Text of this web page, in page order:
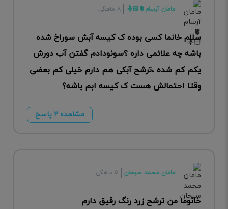
مامان آرسام🫀🤱🏻 ۸ ماهگی
سلام خانما کسی بوده ک کیسه آبش سوراخ شده
باشه چه علائمی داره ؟سونودادم گفتن آب دورش
یکم کم شده ،ترشح آبکی هم دارم خیلی کم بعضی
وقتا احتمالش هست ک کیسه ابم باشه؟
مشاهده ۲ پاسخ
مامان محمد سبحان ۵ ماهگی
خانوما من ترشح زرد رنگ رقیق دارم